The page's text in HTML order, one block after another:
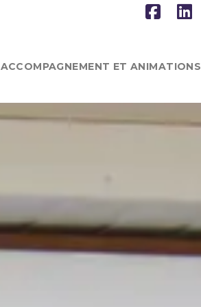
ACCOMPAGNEMENT ET ANIMATIONS